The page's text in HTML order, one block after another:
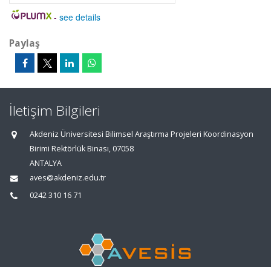
- see details
Paylaş
İletişim Bilgileri
Akdeniz Üniversitesi Bilimsel Araştırma Projeleri Koordinasyon
Birimi Rektörlük Binası, 07058
ANTALYA
aves@akdeniz.edu.tr
0242 310 16 71